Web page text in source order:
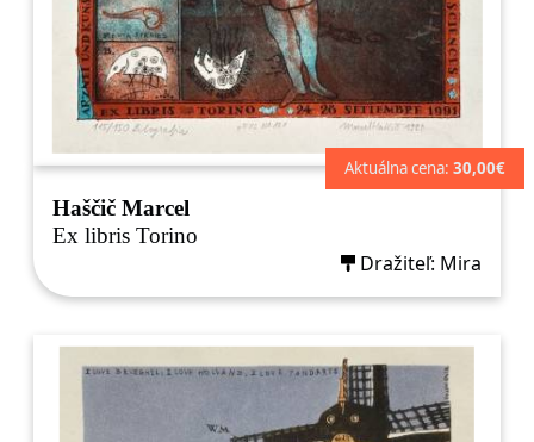
Aktuálna cena: 30,00€
Haščič Marcel
Ex libris Torino
Dražiteľ: Mira